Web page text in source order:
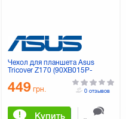
Чехол для планшета Asus
Tricover Z170 (90XB015P-
449 грн.
Купить
0 отзывов